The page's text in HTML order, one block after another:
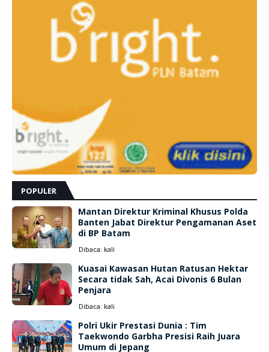
POPULER
Mantan Direktur Kriminal Khusus Polda
Banten Jabat Direktur Pengamanan Aset
di BP Batam
Dibaca: kali
Kuasai Kawasan Hutan Ratusan Hektar
Secara tidak Sah, Acai Divonis 6 Bulan
Penjara
Dibaca: kali
Polri Ukir Prestasi Dunia : Tim
Taekwondo Garbha Presisi Raih Juara
Umum di Jepang